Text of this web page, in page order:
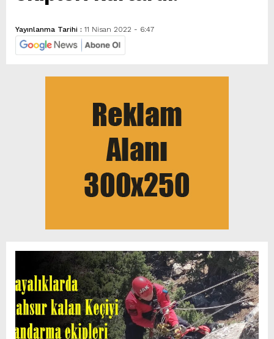
Yayınlanma Tarihi : 11 Nisan 2022 - 6:47